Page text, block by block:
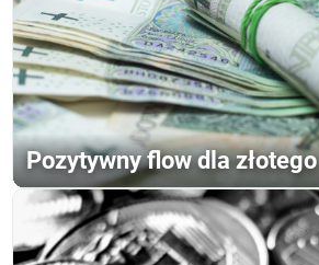
Pozytywny flow dla złotego